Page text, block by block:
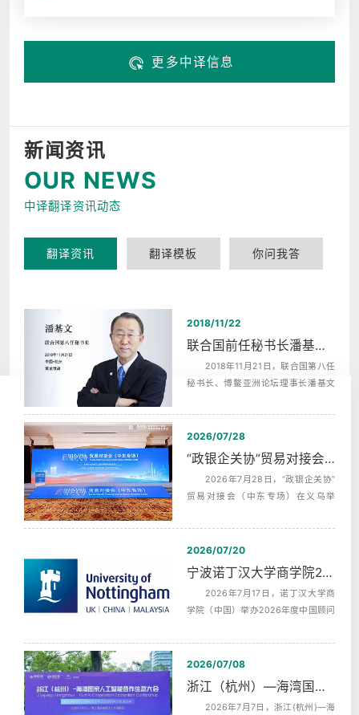
更多中译信息
新闻资讯
OUR NEWS
中译翻译资讯动态
翻译资讯 翻译模板 你问我答
2018/11/22
联合国前任秘书长潘基文西湖和平之夜同声传译翻译
2018年11月21日，联合国第八任
秘书长、博鳌亚洲论坛理事长潘基文
夫...
2026/07/28
“政银企关协”贸易对接会（中东专场）中英文同声传译翻译
2026年7月28日，“政银企关协”
贸易对接会（中东专场）在义乌举
动提供...
2026/07/20
宁波诺丁汉大学商学院2026年度中国顾问委员会第二次会议同声传译
2026年7月17日，诺丁汉大学商
学院（中国）举办2026年度中国顾问
为上午...
2026/07/08
浙江（杭州）—海湾国家人工智能合作生态发布会AI机器英语同传
2026年7月7日，浙江(杭州)—海